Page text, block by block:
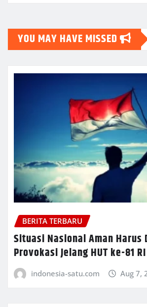
YOU MAY HAVE MISSED
BERITA TERBARU
Situasi Nasional Aman Harus
Provokasi Jelang HUT ke-81 RI
indonesia-satu.com Aug 7,